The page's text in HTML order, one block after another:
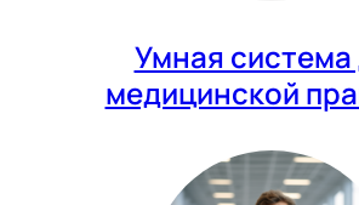
Умная система
медицинской